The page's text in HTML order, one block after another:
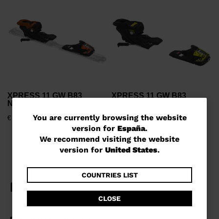
You
are
currently
website
version
You are currently browsing the website
version for España.
We recommend visiting the website
version for United States.
COUNTRIES LIST
CLOSE
XPRESS 11 GW B83
NEGRO NARANJA
€ 999,00
XPRESS 11 GW B83
€ 999,00